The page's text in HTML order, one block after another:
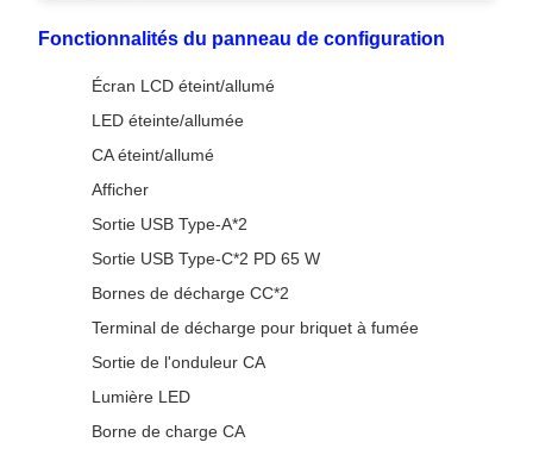
Fonctionnalités du panneau de configuration
Écran LCD éteint/allumé
LED éteinte/allumée
CA éteint/allumé
Afficher
Sortie USB Type-A*2
Sortie USB Type-C*2 PD 65 W
Bornes de décharge CC*2
Terminal de décharge pour briquet à fumée
Sortie de l'onduleur CA
Lumière LED
Borne de charge CA